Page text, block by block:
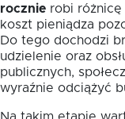
rocznie robi różnicę
koszt pieniądza
Do tego dochodzi
udzielenie oraz
publicznych,
wyraźnie odciążyć